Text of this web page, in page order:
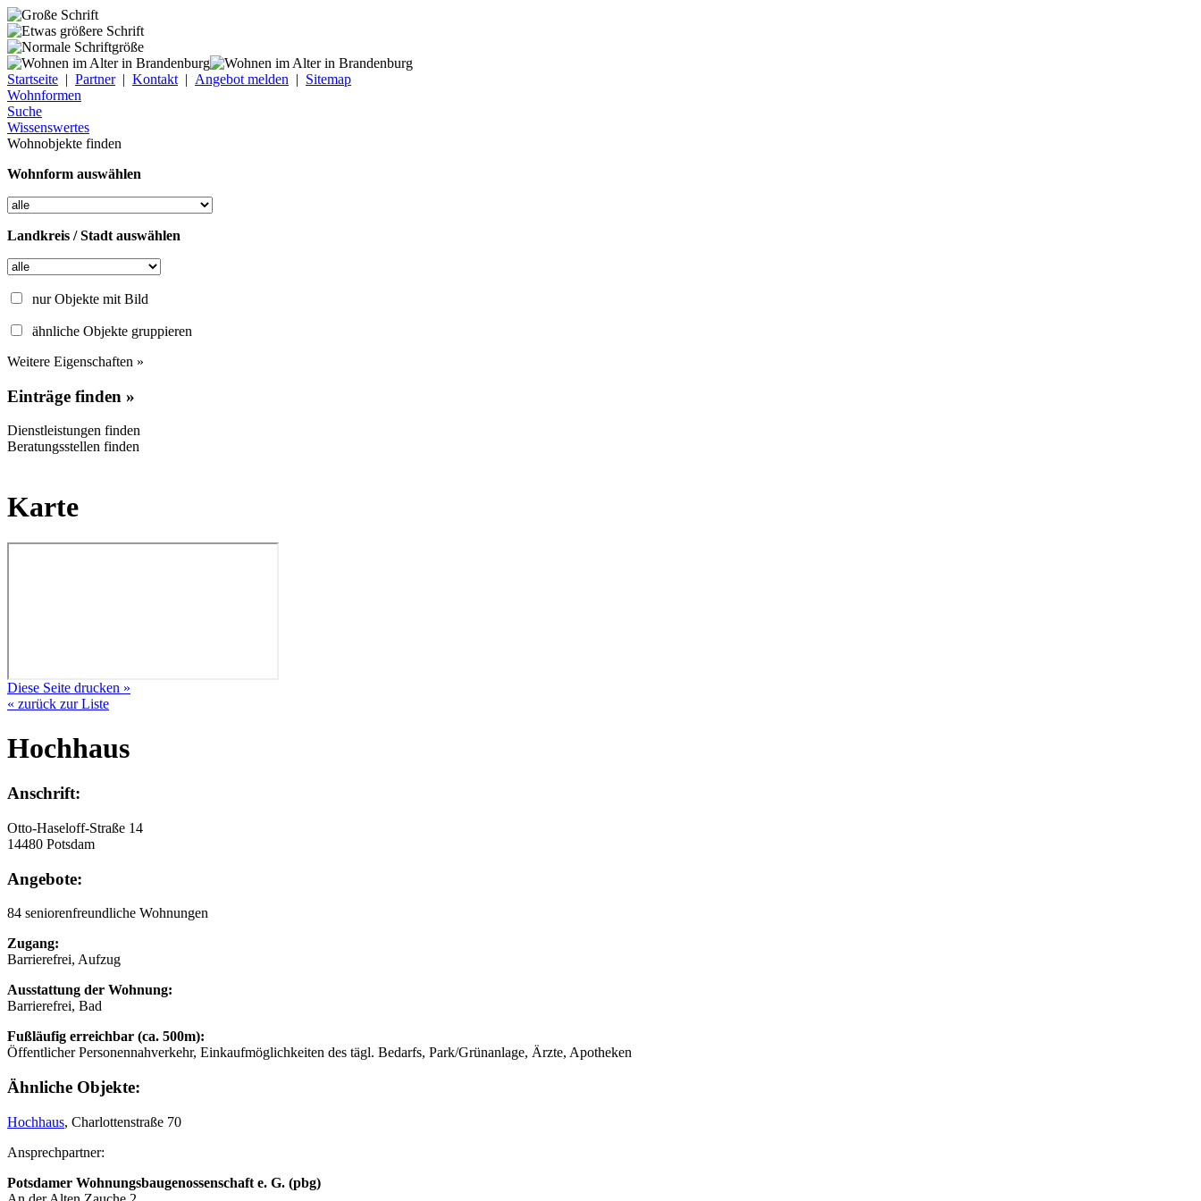
Startseite | Partner| Kontakt | Angebot melden | Sitemap
Wohnformen
Suche
Wissenswertes
Wohnobjekte finden
Wohnform auswählen
Landkreis / Stadt auswählen
nur Objekte mit Bild
ähnliche Objekte gruppieren
Weitere Eigenschaften »
Einträge finden »
Dienstleistungen finden
Beratungsstellen finden
Karte
Diese Seite drucken »
« zurück zur Liste
Hochhaus
Anschrift:
Otto-Haseloff-Straße 14
14480 Potsdam
Angebote:
84 seniorenfreundliche Wohnungen
Zugang:
Barrierefrei, Aufzug
Ausstattung der Wohnung:
Barrierefrei, Bad
Fußläufig erreichbar (ca. 500m):
Öffentlicher Personennahverkehr, Einkaufmöglichkeiten des tägl. Bedarfs, Park/Grünanlage, Ärzte, Apotheken
Ähnliche Objekte:
Hochhaus, Charlottenstraße 70
Ansprechpartner:
Potsdamer Wohnungsbaugenossenschaft e. G. (pbg)